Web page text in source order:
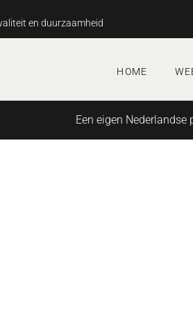
en duurzaamheid
HOME
Een eigen Nederlandse